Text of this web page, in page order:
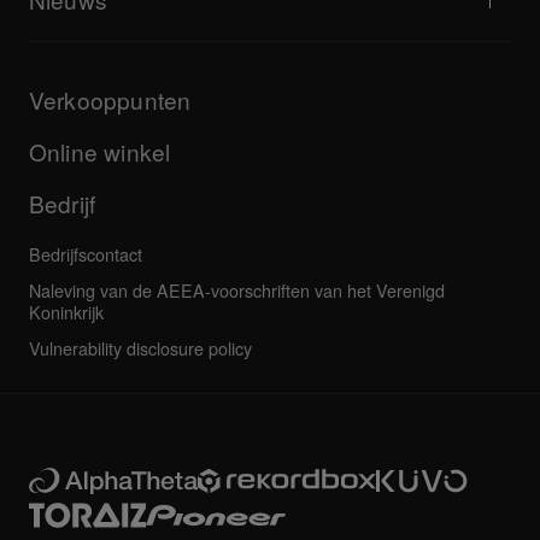
Downloads (firmware, stuurprogramma's enz.)
FAQ's
Communityforum
Service, reparatie, garantie
Bedrijf
Overige
Verkooppunten
Online winkel
Bedrijf
Bedrijfscontact
Naleving van de AEEA-voorschriften van het Verenigd
Koninkrijk
Vulnerability disclosure policy